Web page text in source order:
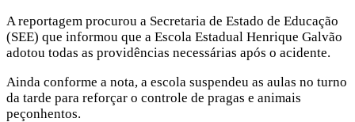
A reportagem procurou a Secretaria de Estado de Educação
(SEE) que informou que a Escola Estadual Henrique Galvão
adotou todas as providências necessárias após o acidente.
Ainda conforme a nota, a escola suspendeu as aulas no turno
da tarde para reforçar o controle de pragas e animais
peçonhentos.